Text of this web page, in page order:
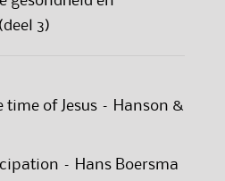
3)
time of Jesus – Hanson &
– Hans Boersma